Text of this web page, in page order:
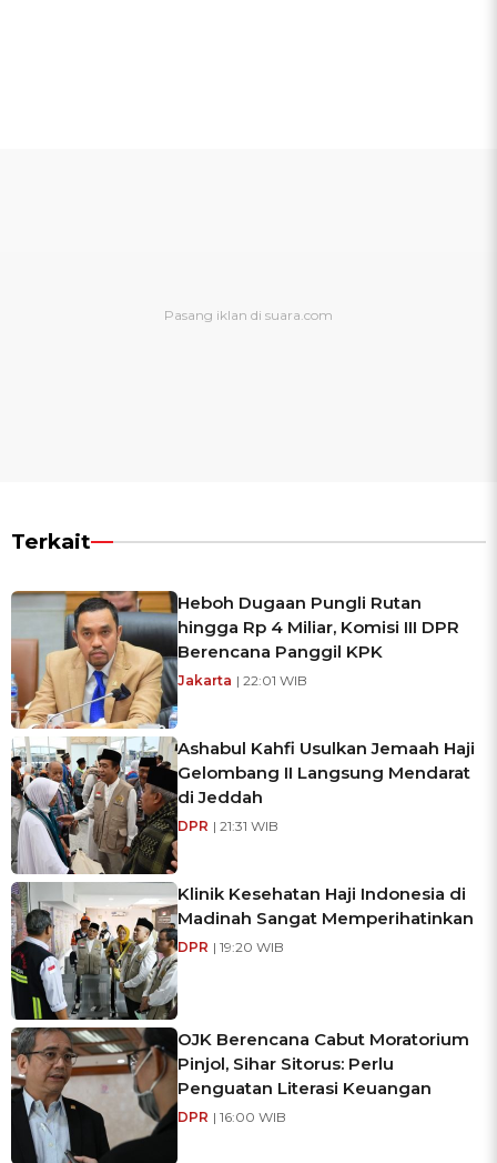
Terkait
Heboh Dugaan Pungli Rutan
hingga Rp 4 Miliar, Komisi III DPR
Berencana Panggil KPK
Jakarta | 22:01 WIB
Ashabul Kahfi Usulkan Jemaah Haji
Gelombang II Langsung Mendarat
di Jeddah
DPR | 21:31 WIB
Klinik Kesehatan Haji Indonesia di
Madinah Sangat Memperihatinkan
DPR | 19:20 WIB
OJK Berencana Cabut Moratorium
Pinjol, Sihar Sitorus: Perlu
Penguatan Literasi Keuangan
DPR | 16:00 WIB